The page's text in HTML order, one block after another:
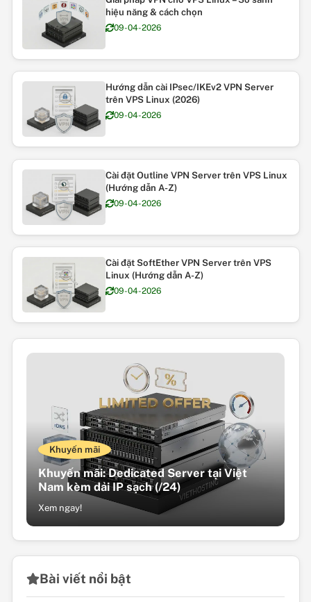
hiệu năng & cách chọn
09-04-2026
Hướng dẫn cài IPsec/IKEv2 VPN Server
trên VPS Linux (2026)
09-04-2026
Cài đặt Outline VPN Server trên VPS Linux
(Hướng dẫn A-Z)
09-04-2026
Cài đặt SoftEther VPN Server trên VPS
Linux (Hướng dẫn A-Z)
09-04-2026
Bài viết nổi bật
Khuyến mãi
Khuyến mãi: Dedicated Server tại Việt
Nam kèm dải IP sạch (/24)
Xem ngay!